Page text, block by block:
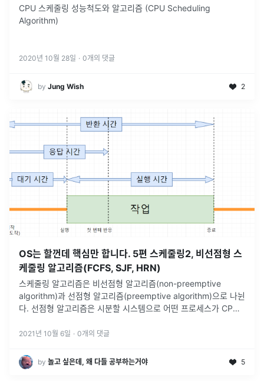
CPU 스케줄링 성능척도와 알고리즘 (CPU Scheduling
Algorithm)
2020년 10월 28일 · 0개의 댓글
by Jung Wish 2
OS는 할껀데 핵심만 합니다. 5편 스케줄링2, 비선점형 스
케줄링 알고리즘(FCFS, SJF, HRN)
스케줄링 알고리즘은 비선점형 알고리즘(non-preemptive
algorithm)과 선점형 알고리즘(preemptive algorithm)으로 나뉜
다. 선점형 알고리즘은 시분할 시스템으로 어떤 프로세스가 CPU
2021년 10월 6일 · 0개의 댓글
by 놀고 싶은데, 왜 다들 공부하는거야 5